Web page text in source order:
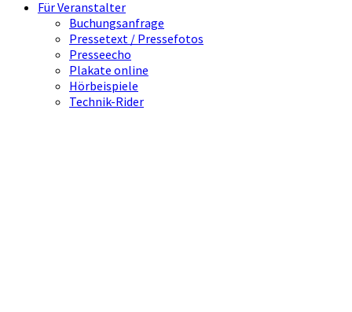
Für Veranstalter
Buchungsanfrage
Pressetext / Pressefotos
Presseecho
Plakate online
Hörbeispiele
Technik-Rider